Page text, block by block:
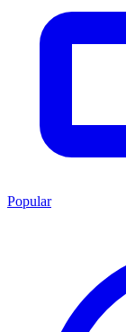
Popular